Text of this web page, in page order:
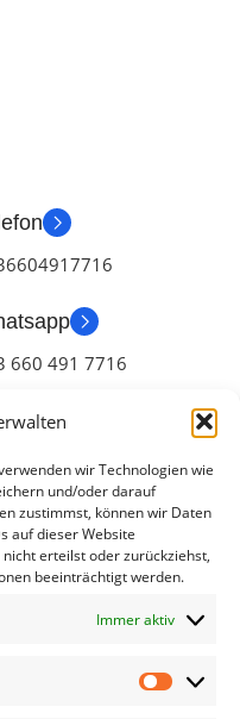
wir Technologien wie
und/oder darauf
zustimmst, können wir Daten
auf dieser Website
erteilst oder zurückziehst,
beeinträchtigt werden.
Immer aktiv
660 491 7716
nicht
der